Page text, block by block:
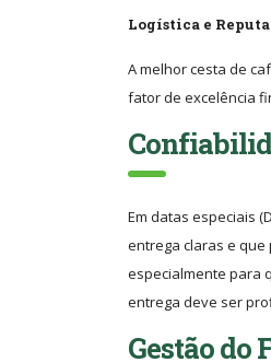
Logística e
A melhor cesta de
fator de excelência
Em datas especiais
entrega claras e
especialmente para
entrega deve ser
Gestão do